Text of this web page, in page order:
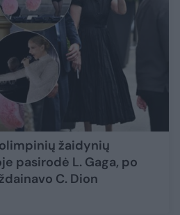
žaidynių
pasirodė L. Gaga, po
C. Dion